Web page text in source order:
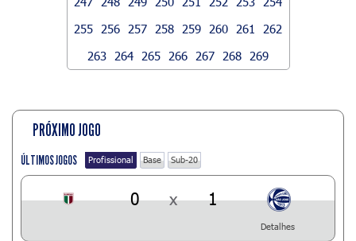
255
256 257 258 259 260 261
262
263
264 265 266 267 268 269
PRÓXIMO JOGO
ÚLTIMOS JOGOS Profissional Base Sub-20
0 x 1
Detalhes